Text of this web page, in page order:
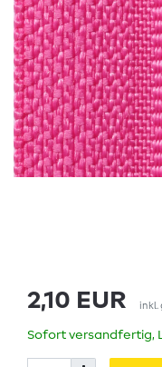
2,10 EUR inkl.
Sofort versandfertig,